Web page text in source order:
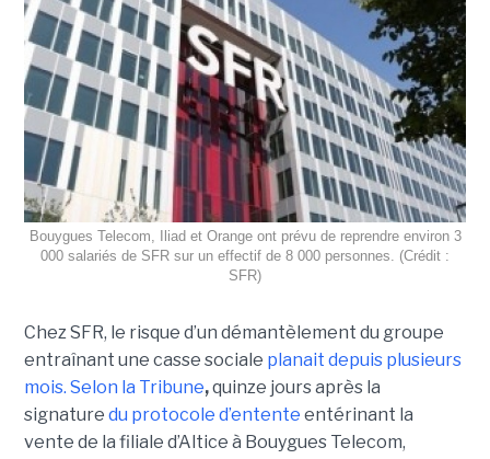
Bouygues Telecom, Iliad et Orange ont prévu de reprendre environ 3
000 salariés de SFR sur un effectif de 8 000 personnes. (Crédit :
SFR)
Chez SFR, le risque d’un démantèlement du groupe
entraînant une casse sociale planait depuis plusieurs
mois. Selon la Tribune,quinze jours après la
signature du protocole d’entente entérinant la
vente de la filiale d’Altice à Bouygues Telecom,